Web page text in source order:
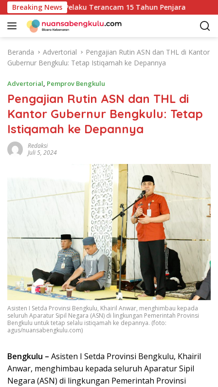
a
Breaking NewsPelaku Terancam 15 Tahun Penjara
Beranda Advertorial
Pengajian Rutin ASN dan THL di Kantor
Gubernur Bengkulu: Tetap Istiqamah ke Depannya
Advertorial, Pemprov Bengkulu
Pengajian Rutin ASN dan THL di
Kantor Gubernur Bengkulu: Tetap
Istiqamah ke Depannya
Redaksi
Juli 5, 2024
Asisten I Setda Provinsi Bengkulu, Khairil Anwar, menghimbau kepada
seluruh Aparatur Sipil Negara (ASN) di lingkungan Pemerintah Provinsi
Bengkulu untuk tetap selalu istiqamah ke depannya. (foto:
agus/nuansabengkulu.com)
Bengkulu – Asisten I Setda Provinsi Bengkulu, Khairil
Anwar, menghimbau kepada seluruh Aparatur Sipil
Negara (ASN) di lingkungan Pemerintah Provinsi